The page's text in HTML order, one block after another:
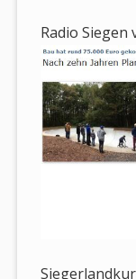
Radio Siegen